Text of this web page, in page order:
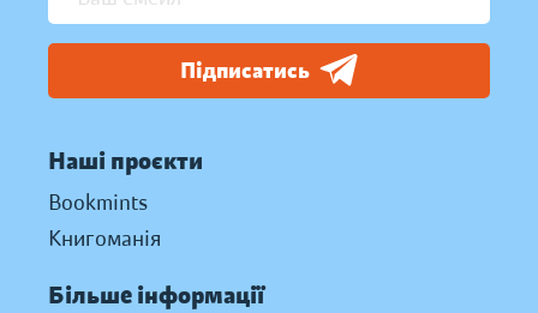
Підписатись
Наші проєкти
Bookmints
Книгоманія
Більше інформації